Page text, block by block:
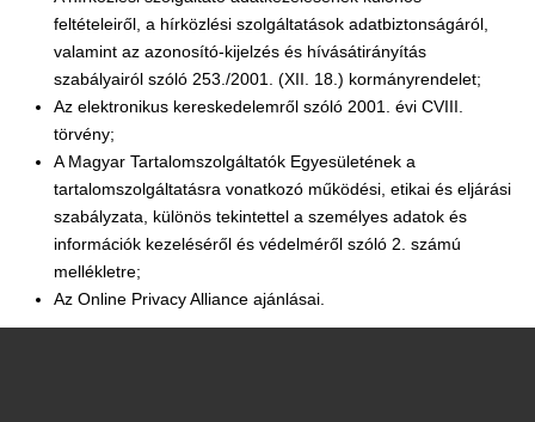
feltételeiről, a hírközlési szolgáltatások adatbiztonságáról,
valamint az azonosító-kijelzés és hívásátirányítás
szabályairól szóló 253./2001. (XII. 18.) kormányrendelet;
Az elektronikus kereskedelemről szóló 2001. évi CVIII.
törvény;
A Magyar Tartalomszolgáltatók Egyesületének a
tartalomszolgáltatásra vonatkozó működési, etikai és eljárási
szabályzata, különös tekintettel a személyes adatok és
információk kezeléséről és védelméről szóló 2. számú
mellékletre;
Az Online Privacy Alliance ajánlásai.